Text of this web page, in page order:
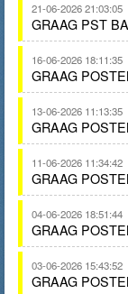
21-06-2026 21:03:05
GRAAG PST
16-06-2026 18:11:35
GRAAG
13-06-2026 11:13:35
GRAAG
11-06-2026 11:34:42
GRAAG
04-06-2026 18:51:44
GRAAG
03-06-2026 15:43:52
GRAAG